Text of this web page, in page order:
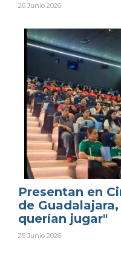
26 Junio 2026
Presentan en
de
querían jugar"
25 Junio 2026